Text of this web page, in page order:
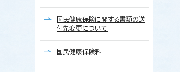
国民健康保険に関する書類の送
付先変更について
国民健康保険料